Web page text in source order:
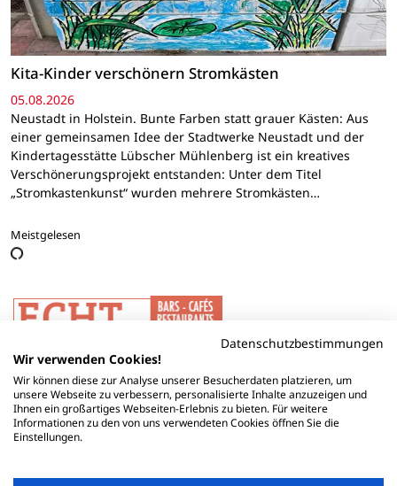
Kita-Kinder verschönern Stromkästen
05.08.2026
Neustadt in Holstein. Bunte Farben statt grauer Kästen: Aus
einer gemeinsamen Idee der Stadtwerke Neustadt und der
Kindertagesstätte Lübscher Mühlenberg ist ein kreatives
Verschönerungsprojekt entstanden: Unter dem Titel
„Stromkastenkunst“ wurden mehrere Stromkästen…
Meistgelesen
Datenschutzbestimmungen
Wir verwenden Cookies!
Wir können diese zur Analyse unserer Besucherdaten platzieren, um
unsere Webseite zu verbessern, personalisierte Inhalte anzuzeigen und
Ihnen ein großartiges Webseiten-Erlebnis zu bieten. Für weitere
Informationen zu den von uns verwendeten Cookies öffnen Sie die
Einstellungen.